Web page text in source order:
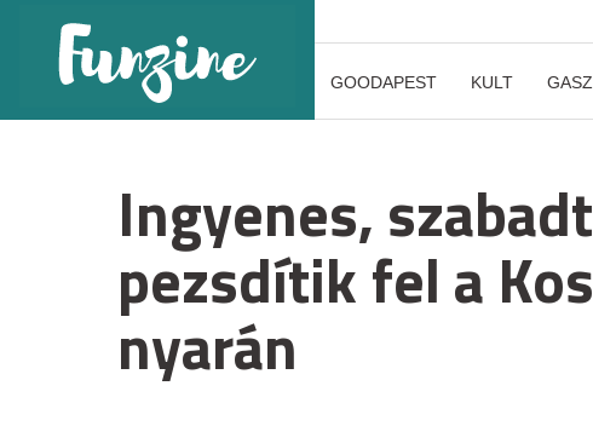
GOODAPEST KULT
Ingyenes,
pezsdítik fel a
nyarán